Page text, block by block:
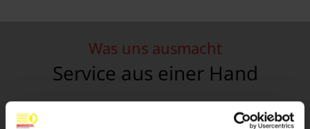
Was uns ausmacht
Service aus einer Hand